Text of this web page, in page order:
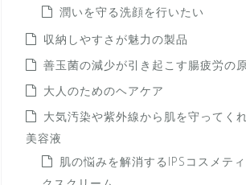
潤いを守る洗顔を行いたい
収納しやすさが魅力の製品
善玉菌の減少が引き起こす腸疲労の
大人のためのヘアケア
大気汚染や紫外線から肌を守ってく
美容液
肌の悩みを解消するIPSコスメテ